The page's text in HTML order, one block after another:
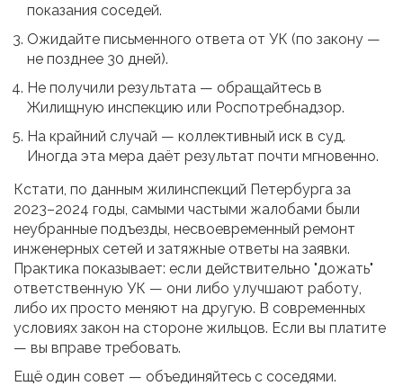
показания соседей.
Ожидайте письменного ответа от УК (по закону —
не позднее 30 дней).
Не получили результата — обращайтесь в
Жилищную инспекцию или Роспотребнадзор.
На крайний случай — коллективный иск в суд.
Иногда эта мера даёт результат почти мгновенно.
Кстати, по данным жилинспекций Петербурга за
2023–2024 годы, самыми частыми жалобами были
неубранные подъезды, несвоевременный ремонт
инженерных сетей и затяжные ответы на заявки.
Практика показывает: если действительно "дожать"
ответственную УК — они либо улучшают работу,
либо их просто меняют на другую. В современных
условиях закон на стороне жильцов. Если вы платите
— вы вправе требовать.
Ещё один совет — объединяйтесь с соседями.